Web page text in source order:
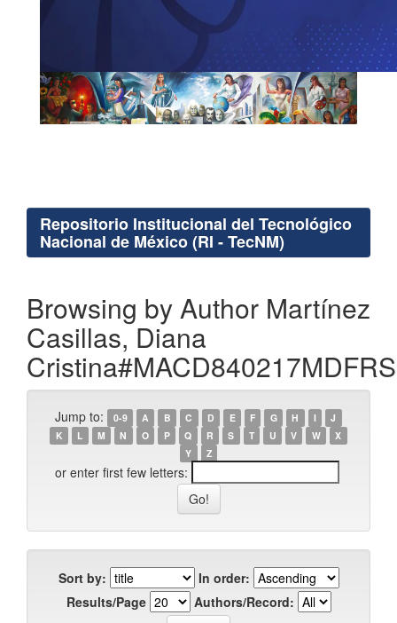
Repositorio Institucional del Tecnológico
Nacional de México (RI - TecNM)
Browsing by Author Martínez
Casillas, Diana
Jump to: 0-9 A B C D E F G H I
J
K
L M N O P Q R S T U V W
X
Y
Z
or enter first few letters:
Sort by:
In order:
Results/Page
Authors/Record: